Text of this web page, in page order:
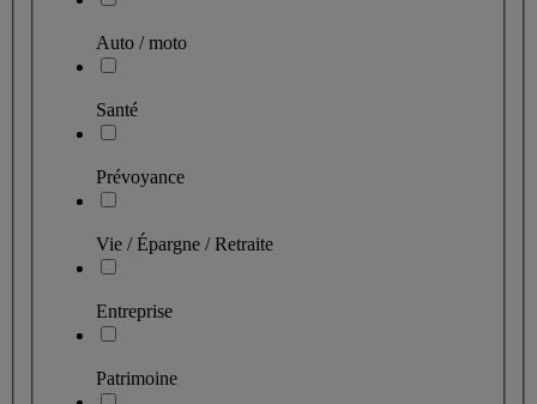
Auto / moto
Santé
Prévoyance
Vie / Épargne / Retraite
Entreprise
Patrimoine